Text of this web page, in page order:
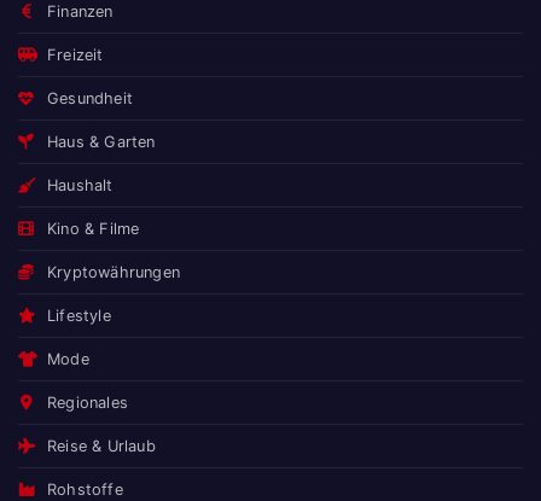
Finanzen
Freizeit
Gesundheit
Haus & Garten
Haushalt
Kino & Filme
Kryptowährungen
Lifestyle
Mode
Regionales
Reise & Urlaub
Rohstoffe